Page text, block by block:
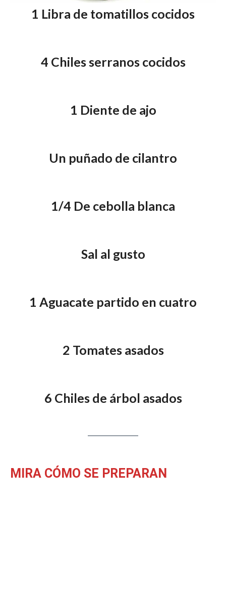
1 Libra de tomatillos cocidos
4 Chiles serranos cocidos
1 Diente de ajo
Un puñado de cilantro
1/4 De cebolla blanca
Sal al gusto
1 Aguacate partido en cuatro
2 Tomates asados
6 Chiles de árbol asados
MIRA CÓMO SE PREPARAN